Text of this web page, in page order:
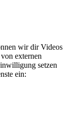
wir dir Videos
externen
setzen
ein: